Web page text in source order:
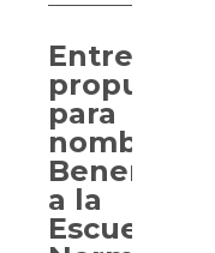
Entregan
propuesta
para
nombrar
Benemérita
a la
Escuela